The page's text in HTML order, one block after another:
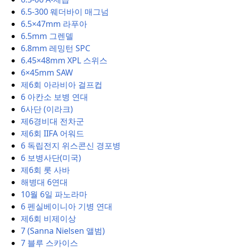
6.5-300 웨더바이 매그넘
6.5×47mm 라푸아
6.5mm 그렌델
6.8mm 레밍턴 SPC
6.45×48mm XPL 스위스
6×45mm SAW
제6회 아라비아 걸프컵
6 아칸소 보병 연대
6사단 (이라크)
제6경비대 전차군
제6회 IIFA 어워드
6 독립전지 위스콘신 경포병
6 보병사단(미국)
제6회 롯 사바
해병대 6연대
10월 6일 파노라마
6 펜실베이니아 기병 연대
제6회 비제이상
7 (Sanna Nielsen 앨범)
7 블루 스카이스